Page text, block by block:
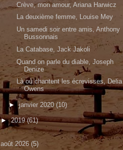
Crève, mon amour, Ariana Harwicz
La deuxième femme, Louise Mey
Un samedi soir entre amis, Anthony
Bussonnais
La Catabase, Jack Jakoli
Quand on parle du diable, Joseph
Denize
Là où chantent les écrevisses, Delia
Owens
►janvier 2020(10)
►2019(61)
août 2026 (5)